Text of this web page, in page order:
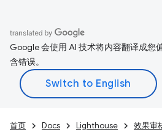
Google 会使用 AI 技术将内容翻译成您
含错误。
首页 Docs Lighthouse 效果审